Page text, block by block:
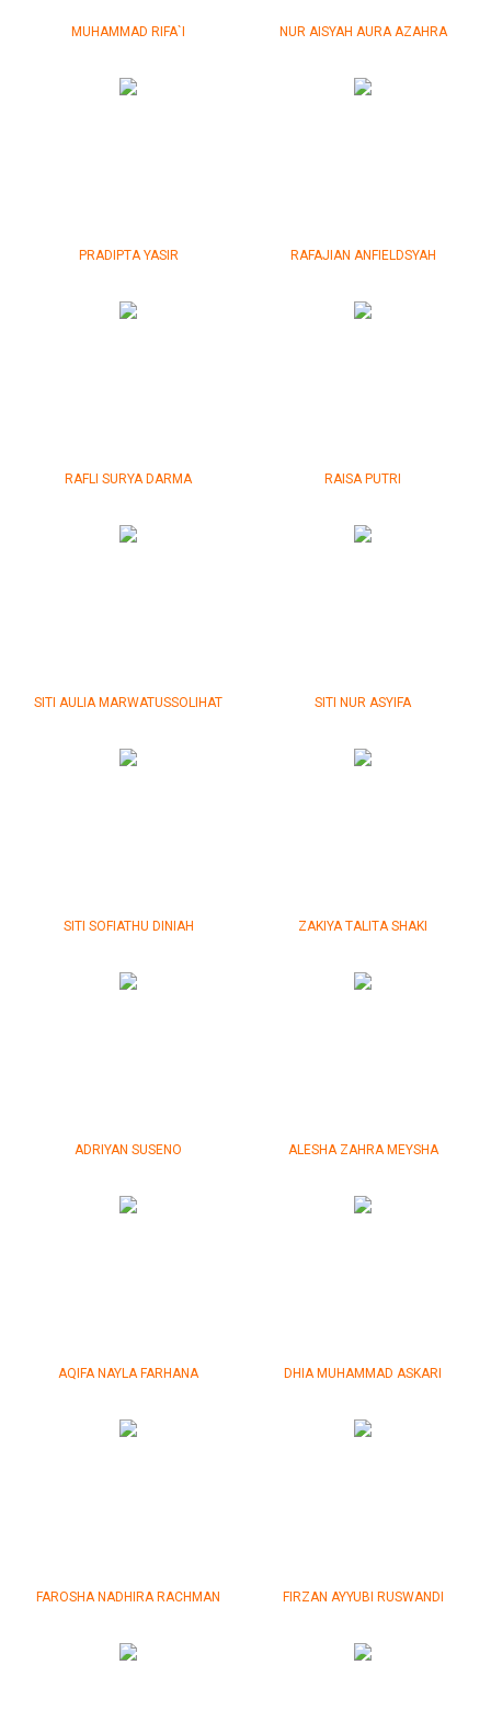
MUHAMMAD RIFA`I NUR AISYAH AURA AZAHRA
PRADIPTA YASIR RAFAJIAN ANFIELDSYAH
RAFLI SURYA DARMA RAISA PUTRI
SITI AULIA MARWATUSSOLIHAT SITI NUR ASYIFA
SITI SOFIATHU DINIAH ZAKIYA TALITA SHAKI
ADRIYAN SUSENO ALESHA ZAHRA MEYSHA
AQIFA NAYLA FARHANA DHIA MUHAMMAD ASKARI
FAROSHA NADHIRA RACHMAN FIRZAN AYYUBI RUSWANDI